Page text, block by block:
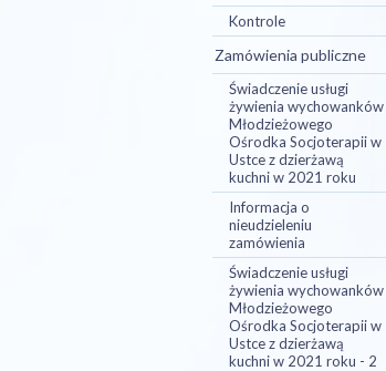
Kontrole
Zamówienia publiczne
Świadczenie usługi
żywienia wychowanków
Młodzieżowego
Ośrodka Socjoterapii w
Ustce z dzierżawą
kuchni w 2021 roku
Informacja o
nieudzieleniu
zamówienia
Świadczenie usługi
żywienia wychowanków
Młodzieżowego
Ośrodka Socjoterapii w
Ustce z dzierżawą
kuchni w 2021 roku - 2